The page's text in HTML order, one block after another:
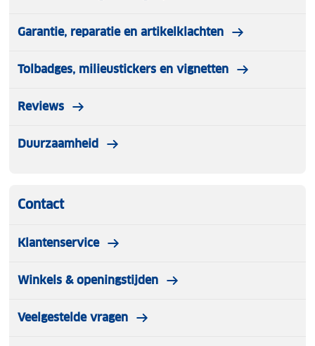
Garantie, reparatie en artikelklachten
Tolbadges, milieustickers en vignetten
Reviews
Duurzaamheid
Contact
Klantenservice
Winkels & openingstijden
Veelgestelde vragen